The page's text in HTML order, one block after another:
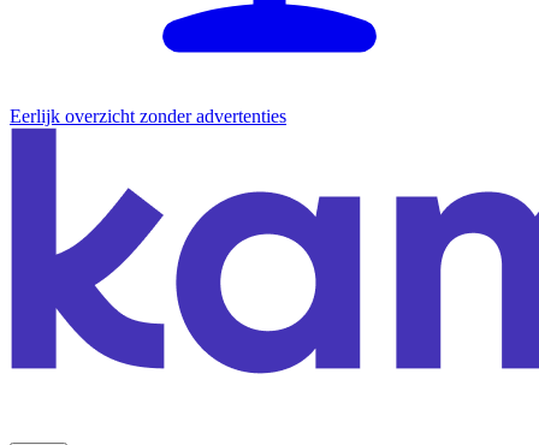
Eerlijk overzicht zonder advertenties